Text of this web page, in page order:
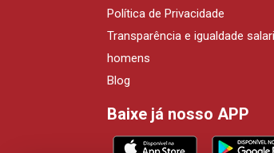
Política de Privacidade
Transparência e igualdade
homens
Blog
Baixe já nosso APP